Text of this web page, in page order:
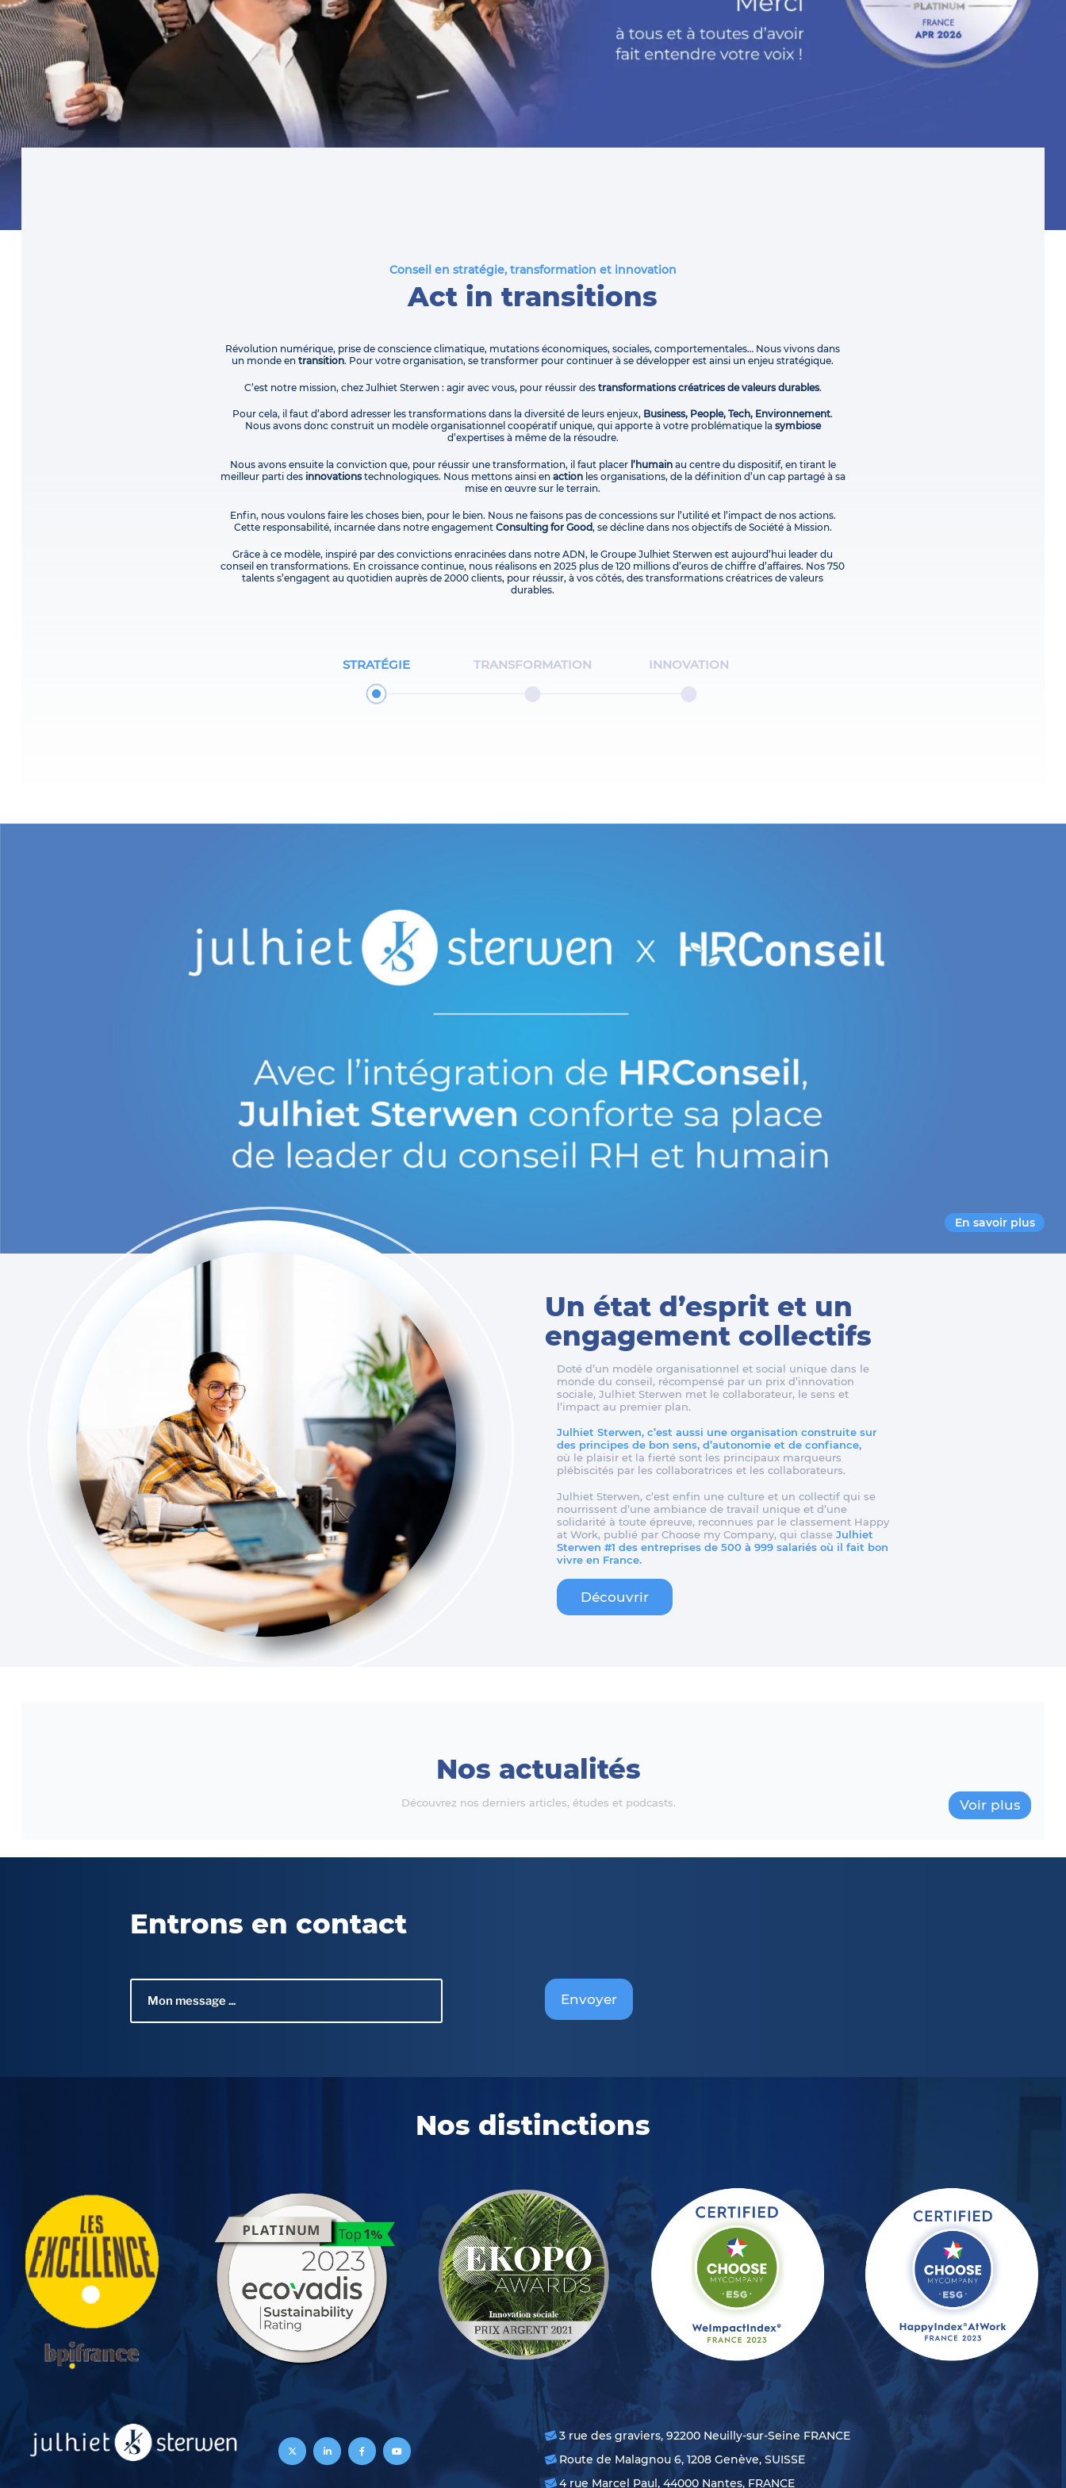
Conseil en stratégie, transformation et innovation
Act in transitions
Révolution numérique, prise de conscience climatique, mutations économiques, sociales, comportementales… Nous vivons dans
un monde entransition. Pour votre organisation, se transformer pour continuer à se développer est ainsi un enjeu stratégique.
C’est notre mission, chez Julhiet Sterwen : agir avec vous, pour réussir des transformations créatrices de valeurs durables.
Pour cela, il faut d’abord adresser les transformations dans la diversité de leurs enjeux, Business, People, Tech, Environnement.
Nous avons donc construit un modèle organisationnel coopératif unique, qui apporte à votre problématique la symbiose
d’expertises à même de la résoudre.
Nous avons ensuite la conviction que, pour réussir une transformation, il faut placer l’humainau centre du dispositif, en tirant le
meilleur parti des innovationstechnologiques. Nous mettons ainsi en actionles organisations, de la définition d’un cap partagé à sa
mise en œuvre sur le terrain.
Enfin, nous voulons faire les choses bien, pour le bien. Nous ne faisons pas de concessions sur l’utilité et l’impact de nos actions.
Cette responsabilité, incarnée dans notre engagement Consulting for Good, se décline dans nos objectifs de Société à Mission.
Grâce à ce modèle, inspiré par des convictions enracinées dans notre ADN, le Groupe Julhiet Sterwen est aujourd’hui leader du
conseil en transformations. En croissance continue, nous réalisons en 2025 plus de 120 millions d’euros de chiffre d’affaires. Nos 750
talents s’engagent au quotidien auprès de 2000 clients, pour réussir, à vos côtés, des transformations créatrices de valeurs
durables.
STRATÉGIE TRANSFORMATION INNOVATION
En savoir plus
Un état d’esprit et un
engagement collectifs
Doté d’un modèle organisationnel et social unique dans le
monde du conseil, récompensé par un prix d’innovation
sociale, Julhiet Sterwen met le collaborateur, le sens et
l’impact au premier plan.
Julhiet Sterwen, c’est aussi une organisation construite sur
des principes de bon sens, d’autonomie et de confiance,
où le plaisir et la fierté sont les principaux marqueurs
plébiscités par les collaboratrices et les collaborateurs.
Julhiet Sterwen, c’est enfin une culture et un collectif qui se
nourrissent d’une ambiance de travail unique et d’une
solidarité à toute épreuve, reconnues par le classement Happy
at Work, publié par Choose my Company, qui classe Julhiet
Sterwen #1 des entreprises de 500 à 999 salariés où il fait bon
vivre en France.
Découvrir
Nos actualités
Découvrez nos derniers articles, études et podcasts. Voir plus
Entrons en contact
Envoyer
Nos distinctions
3 rue des graviers, 92200 Neuilly-sur-Seine FRANCE
Route de Malagnou 6, 1208 Genève, SUISSE
4 rue Marcel Paul, 44000 Nantes, FRANCE